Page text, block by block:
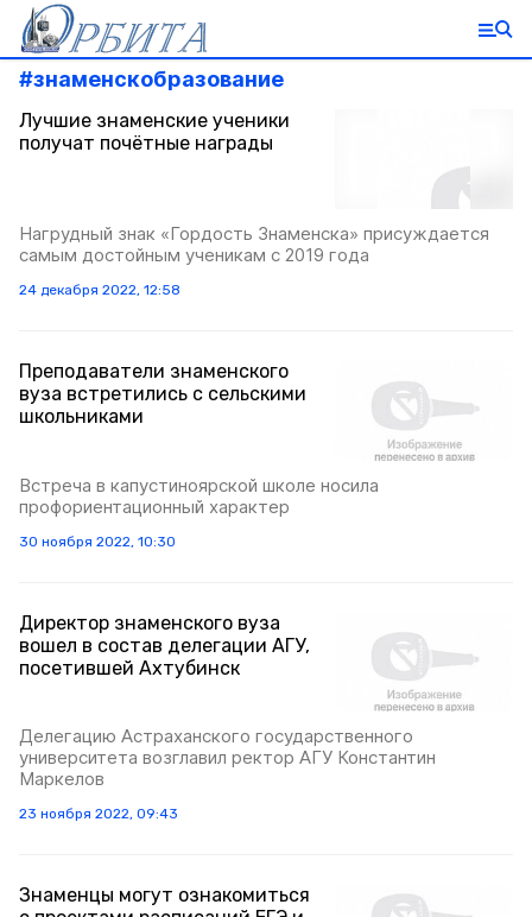
#знаменскобразование
Лучшие знаменские ученики
получат почётные награды
Нагрудный знак «Гордость Знаменска» присуждается
самым достойным ученикам с 2019 года
24 декабря 2022, 12:58
Преподаватели знаменского
вуза встретились с сельскими
школьниками
Встреча в капустиноярской школе носила
профориентационный характер
30 ноября 2022, 10:30
Директор знаменского вуза
вошел в состав делегации АГУ,
посетившей Ахтубинск
Делегацию Астраханского государственного
университета возглавил ректор АГУ Константин
Маркелов
23 ноября 2022, 09:43
Знаменцы могут ознакомиться